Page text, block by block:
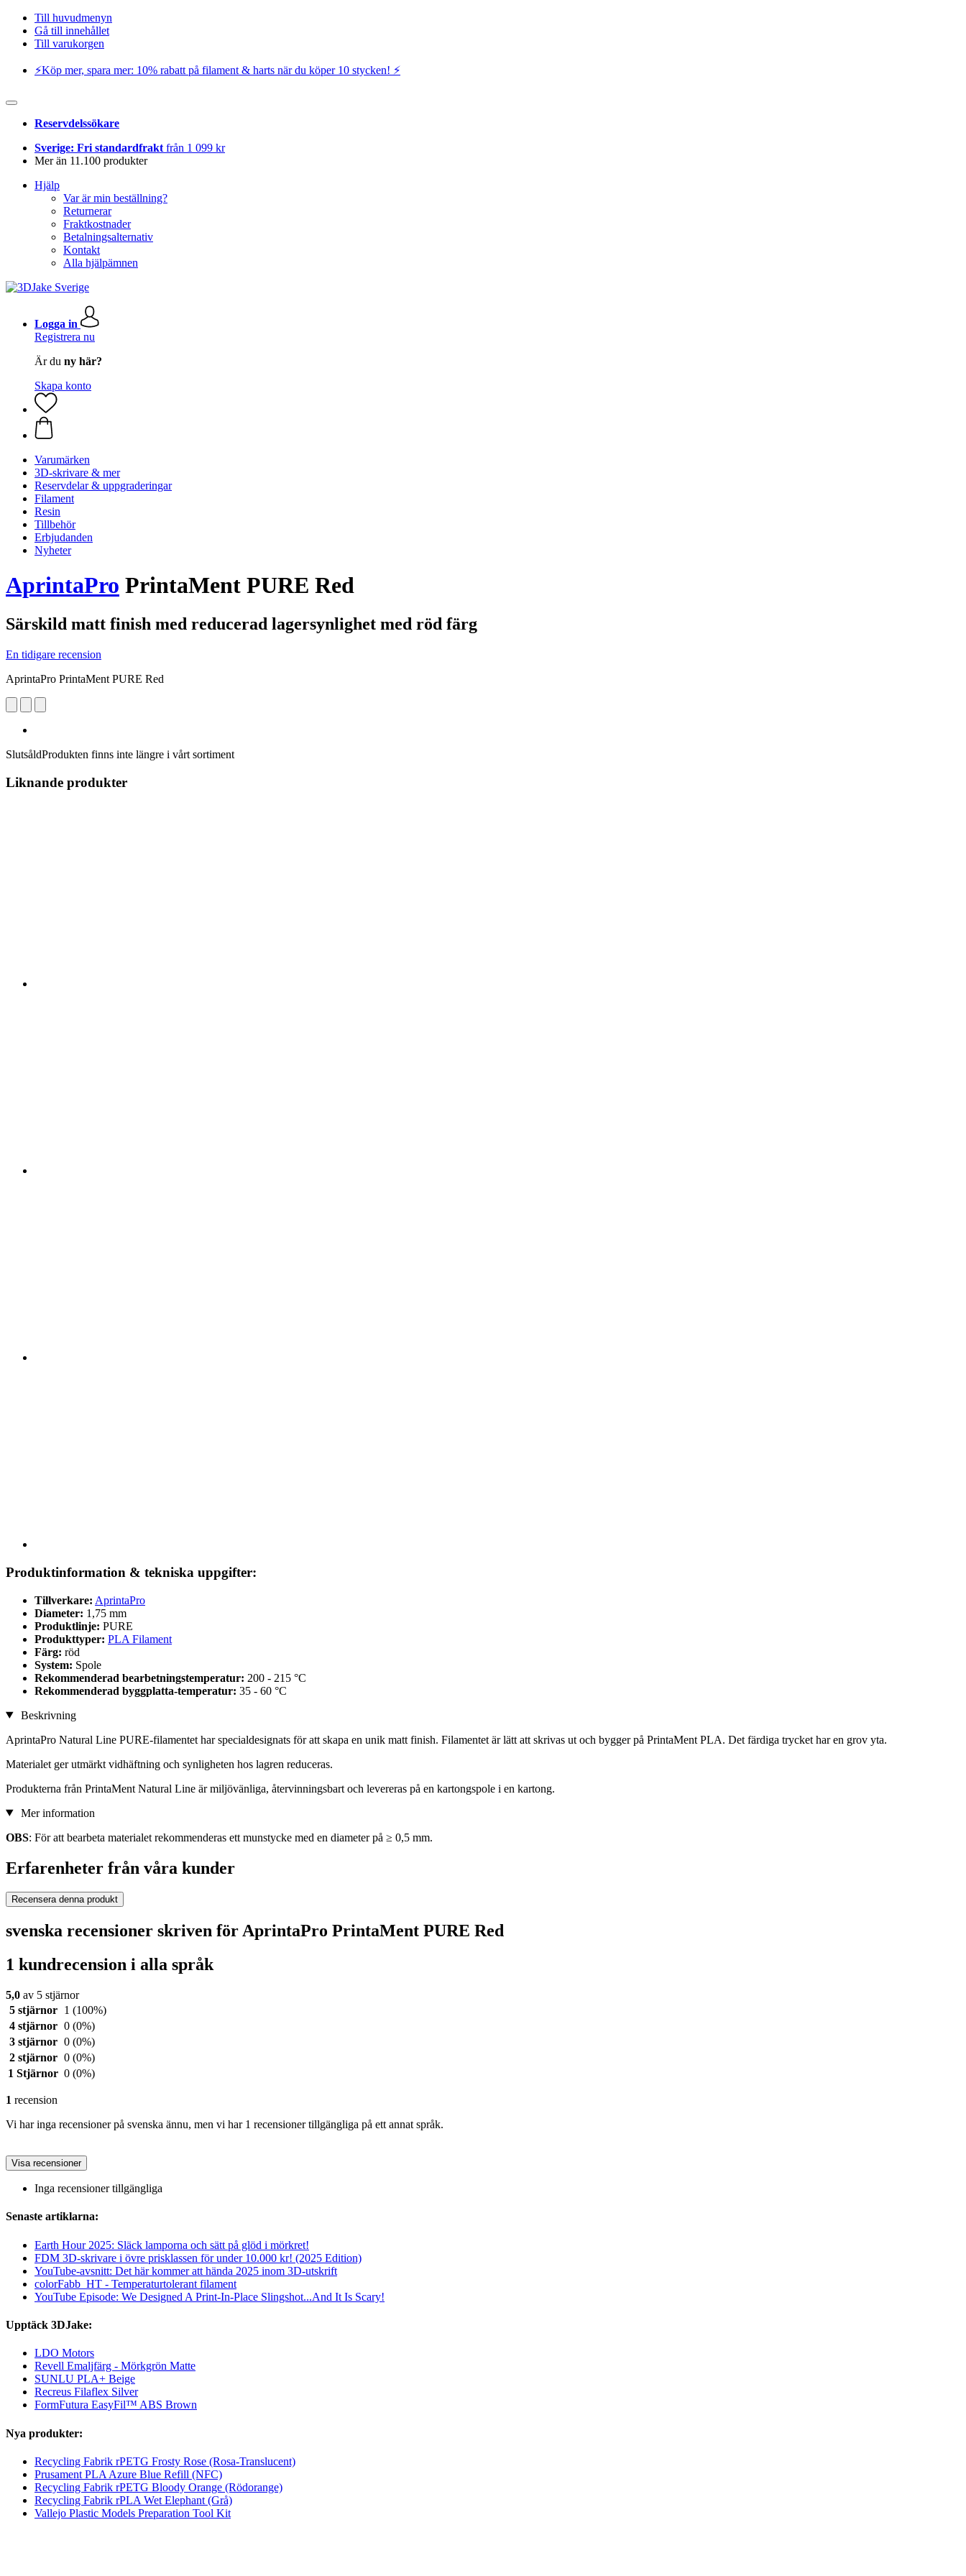
Till huvudmenyn
Gå till innehållet
Till varukorgen
⚡️Köp mer, spara mer: 10% rabatt på filament & harts när du köper 10 stycken! ⚡️
Reservdelssökare
Sverige: Fri standardfrakt från 1 099 kr
Mer än 11.100 produkter
Hjälp
Var är min beställning?
Returnerar
Fraktkostnader
Betalningsalternativ
Kontakt
Alla hjälpämnen
Logga in
Registrera nu
Är du ny här?
Skapa konto
Varumärken
3D-skrivare & mer
Reservdelar & uppgraderingar
Filament
Resin
Tillbehör
Erbjudanden
Nyheter
AprintaPro PrintaMent PURE Red
Särskild matt finish med reducerad lagersynlighet med röd färg
En tidigare recension
AprintaPro PrintaMent PURE Red
SlutsåldProdukten finns inte längre i vårt sortiment
Liknande produkter
Produktinformation & tekniska uppgifter:
Tillverkare: AprintaPro
Diameter: 1,75 mm
Produktlinje: PURE
Produkttyper: PLA Filament
Färg: röd
System: Spole
Rekommenderad bearbetningstemperatur: 200 - 215 °C
Rekommenderad byggplatta-temperatur: 35 - 60 °C
Beskrivning
AprintaPro Natural Line PURE-filamentet har specialdesignats för att skapa en unik matt finish. Filamentet är lätt att skrivas ut och bygger på PrintaMent PLA. Det färdiga trycket har en grov yta.
Materialet ger utmärkt vidhäftning och synligheten hos lagren reduceras.
Produkterna från PrintaMent Natural Line är miljövänliga, återvinningsbart och levereras på en kartongspole i en kartong.
Mer information
OBS: För att bearbeta materialet rekommenderas ett munstycke med en diameter på ≥ 0,5 mm.
Erfarenheter från våra kunder
Recensera denna produkt
svenska recensioner skriven för AprintaPro PrintaMent PURE Red
1 kundrecension i alla språk
5,0 av 5 stjärnor
5 stjärnor
1 (100%)
4 stjärnor 0 (0%)
3 stjärnor 0 (0%)
2 stjärnor 0 (0%)
1 Stjärnor 0 (0%)
1 recension
Vi har inga recensioner på svenska ännu, men vi har 1 recensioner tillgängliga på ett annat språk.
Visa recensioner
Inga recensioner tillgängliga
Senaste artiklarna:
Earth Hour 2025: Släck lamporna och sätt på glöd i mörkret!
FDM 3D-skrivare i övre prisklassen för under 10.000 kr! (2025 Edition)
YouTube-avsnitt: Det här kommer att hända 2025 inom 3D-utskrift
colorFabb_HT - Temperaturtolerant filament
YouTube Episode: We Designed A Print-In-Place Slingshot...And It Is Scary!
Upptäck 3DJake:
LDO Motors
Revell Emaljfärg - Mörkgrön Matte
SUNLU PLA+ Beige
Recreus Filaflex Silver
FormFutura EasyFil™ ABS Brown
Nya produkter:
Recycling Fabrik rPETG Frosty Rose (Rosa-Translucent)
Prusament PLA Azure Blue Refill (NFC)
Recycling Fabrik rPETG Bloody Orange (Rödorange)
Recycling Fabrik rPLA Wet Elephant (Grå)
Vallejo Plastic Models Preparation Tool Kit